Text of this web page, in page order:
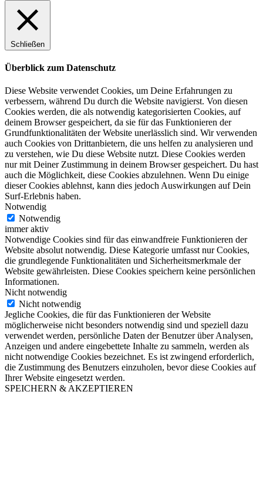
Schließen
Überblick zum Datenschutz
Diese Website verwendet Cookies, um Deine Erfahrungen zu
verbessern, während Du durch die Website navigierst. Von diesen
Cookies werden, die als notwendig kategorisierten Cookies, auf
deinem Browser gespeichert, da sie für das Funktionieren der
Grundfunktionalitäten der Website unerlässlich sind. Wir verwenden
auch Cookies von Drittanbietern, die uns helfen zu analysieren und
zu verstehen, wie Du diese Website nutzt. Diese Cookies werden
nur mit Deiner Zustimmung in deinem Browser gespeichert. Du hast
auch die Möglichkeit, diese Cookies abzulehnen. Wenn Du einige
dieser Cookies ablehnst, kann dies jedoch Auswirkungen auf Dein
Surf-Erlebnis haben.
Notwendig
Notwendig
immer aktiv
Notwendige Cookies sind für das einwandfreie Funktionieren der
Website absolut notwendig. Diese Kategorie umfasst nur Cookies,
die grundlegende Funktionalitäten und Sicherheitsmerkmale der
Website gewährleisten. Diese Cookies speichern keine persönlichen
Informationen.
Nicht notwendig
Nicht notwendig
Jegliche Cookies, die für das Funktionieren der Website
möglicherweise nicht besonders notwendig sind und speziell dazu
verwendet werden, persönliche Daten der Benutzer über Analysen,
Anzeigen und andere eingebettete Inhalte zu sammeln, werden als
nicht notwendige Cookies bezeichnet. Es ist zwingend erforderlich,
die Zustimmung des Benutzers einzuholen, bevor diese Cookies auf
Ihrer Website eingesetzt werden.
SPEICHERN & AKZEPTIEREN